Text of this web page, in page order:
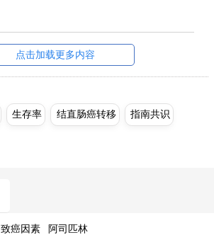
点击加载更多内容
生存率 结直肠癌转移 指南共识
致癌因素 阿司匹林